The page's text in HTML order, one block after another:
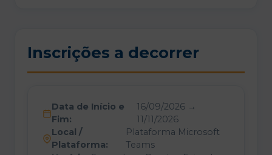
Inscrições a decorrer
Data de Início e
Fim:
16/09/2026 →
11/11/2026
Local /
Plataforma:
Plataforma Microsoft
Teams